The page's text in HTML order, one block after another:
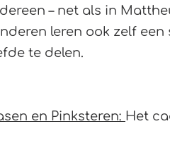
– net als in
leren ook zelf
te delen.
en Pinksteren: Het